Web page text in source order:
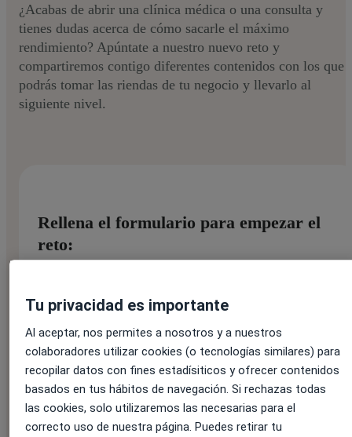
¿Acabas de abrir una clínica médica o una consulta y
tienes dudas acerca de cómo sacarle el máximo
rendimiento? Apúntate a nuestro nuevo reto y
compartiremos contigo diferentes contenidos con los que
podrás tomar las riendas de tu negocio y llevarlo al
siguiente nivel.
Rellena el formulario para empezar el
reto:
Nombre:*
Apellido:
Tu privacidad es importante
Al aceptar, nos permites a nosotros y a nuestros
colaboradores utilizar cookies (o tecnologías similares) para
recopilar datos con fines estadísiticos y ofrecer contenidos
basados en tus hábitos de navegación. Si rechazas todas
las cookies, solo utilizaremos las necesarias para el
correcto uso de nuestra página. Puedes retirar tu